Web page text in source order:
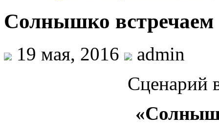
Солнышко встречаем
19 мая, 2016
admin
Сценарий